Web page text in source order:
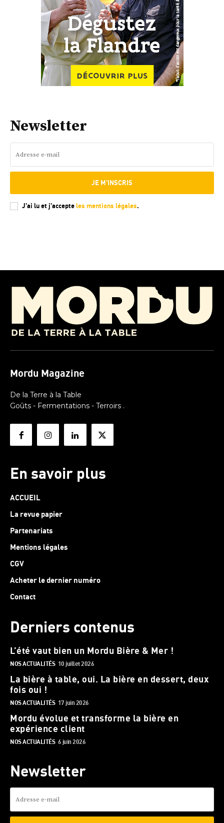
Newsletter
JE M'INSCRIS
J'ai lu et j'accepteles mentions légales.
Mordu Magazine
De la Terre à la Table
Goûts - Fermentations - Terroirs .
En savoir plus
ACCUEIL
La revue papier
Partenariats
Mentions légales
CGV
Acheter le dernier numéro
Contact
Derniers contenus
L’été vaut bien un Mordu Bière & Mer !
NOS ACTUALITÉS 10 juillet 2026
La bière à table, oui. La bière en dessert, deux
fois oui !
NOS ACTUALITÉS 17 juin 2026
Mordu évolue et transforme la bière en
expérience client
NOS ACTUALITÉS 6 juin 2026
Newsletter